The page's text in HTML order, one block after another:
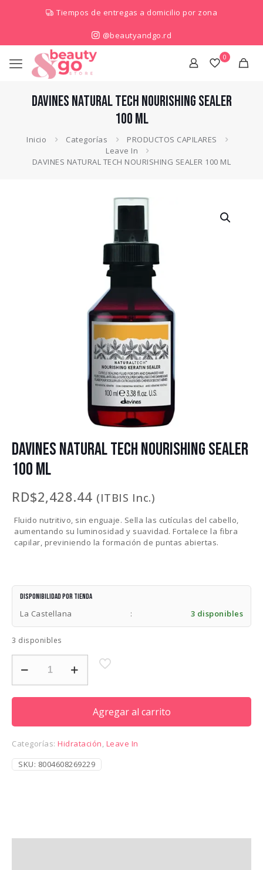
Tiempos de entregas a domicilio por zona
@beautyandgo.rd
0
DAVINES NATURAL TECH NOURISHING SEALER
100 ML
Inicio Categorías
PRODUCTOS CAPILARES
Leave In
DAVINES NATURAL TECH NOURISHING SEALER 100 ML
DAVINES NATURAL TECH NOURISHING SEALER
100 ML
RD$2,428.44 (ITBIS Inc.)
Fluido nutritivo, sin enguaje. Sella las cutículas del cabello,
aumentando su luminosidad y suavidad. Fortalece la fibra
capilar, previniendo la formación de puntas abiertas.
Disponibilidad por tienda
La Castellana : 3 disponibles
3 disponibles
NATURAL
ML
Agregar al carrito
Categorías: Hidratación, Leave In
SKU: 8004608269229